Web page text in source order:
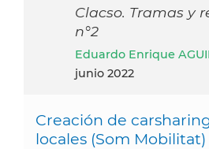
Clacso. Tramas y
n°2
Eduardo Enrique
junio 2022
Creación de
locales (Som Mobilitat)